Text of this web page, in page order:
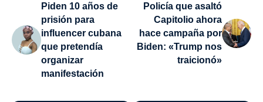
Piden 10 años de
prisión para
influencer cubana
que pretendía
organizar
manifestación
Policía que asaltó
Capitolio ahora
hace campaña por
Biden: «Trump nos
traicionó»